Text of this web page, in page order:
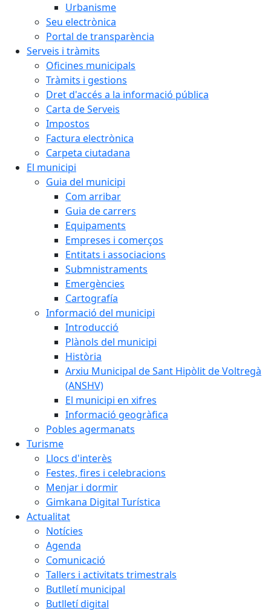
Urbanisme
Seu electrònica
Portal de transparència
Serveis i tràmits
Oficines municipals
Tràmits i gestions
Dret d'accés a la informació pública
Carta de Serveis
Impostos
Factura electrònica
Carpeta ciutadana
El municipi
Guia del municipi
Com arribar
Guia de carrers
Equipaments
Empreses i comerços
Entitats i associacions
Submnistraments
Emergències
Cartografía
Informació del municipi
Introducció
Plànols del municipi
Història
Arxiu Municipal de Sant Hipòlit de Voltregà
(ANSHV)
El municipi en xifres
Informació geogràfica
Pobles agermanats
Turisme
Llocs d'interès
Festes, fires i celebracions
Menjar i dormir
Gimkana Digital Turística
Actualitat
Notícies
Agenda
Comunicació
Tallers i activitats trimestrals
Butlletí municipal
Butlletí digital